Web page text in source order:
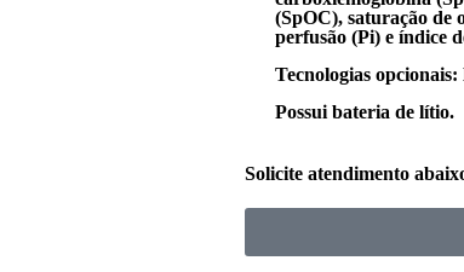
(SpOC), saturação de
perfusão (Pi) e índice
Tecnologias
Possui bateria de lítio.
Solicite atendimento